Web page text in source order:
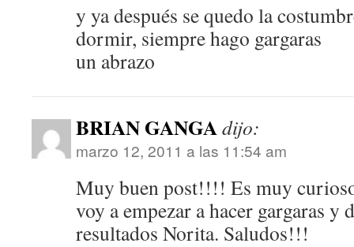
y ya después se quedo la
dormir, siempre hago gargaras
un abrazo
BRIAN GANGAdijo:
marzo 12, 2011 a las 11:54 am
Muy buen post!!!! Es muy
voy a empezar a hacer gargaras y
resultados Norita. Saludos!!!